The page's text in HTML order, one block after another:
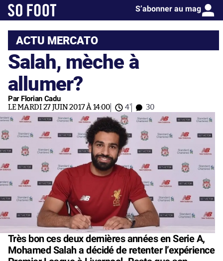
S’abonner au mag
ACTU MERCATO
Salah, mèche à
allumer?
Par Florian Cadu
LE MARDI 27 JUIN 2017 À 14:00 4' 30
Très bon ces deux dernières années en Serie A,
Mohamed Salah a décidé de retenter l’expérience